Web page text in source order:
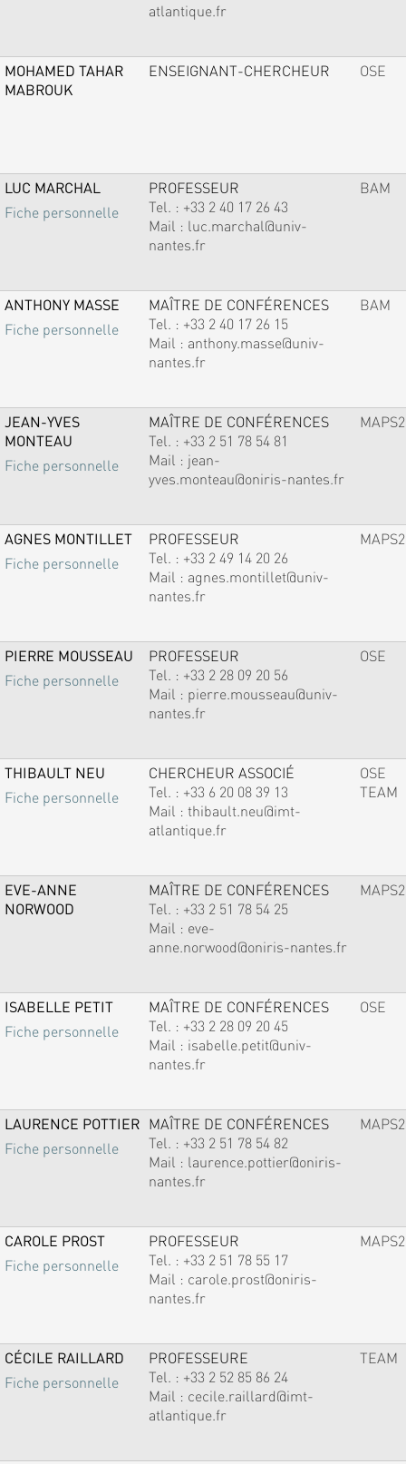
atlantique.fr
MOHAMED TAHAR
MABROUK
ENSEIGNANT-CHERCHEUR OSE
LUC MARCHAL
Fiche personnelle
PROFESSEUR
Tel. : +33 2 40 17 26 43
Mail : luc.marchal@univ-
nantes.fr
BAM
ANTHONY MASSE
Fiche personnelle
MAÎTRE DE CONFÉRENCES
Tel. : +33 2 40 17 26 15
Mail : anthony.masse@univ-
nantes.fr
BAM
JEAN-YVES
MONTEAU
Fiche personnelle
MAÎTRE DE CONFÉRENCES
Tel. : +33 2 51 78 54 81
Mail : jean-
yves.monteau@oniris-nantes.fr
MAPS2
AGNES MONTILLET
Fiche personnelle
PROFESSEUR
Tel. : +33 2 49 14 20 26
Mail : agnes.montillet@univ-
nantes.fr
MAPS2
PIERRE MOUSSEAU
Fiche personnelle
PROFESSEUR
Tel. : +33 2 28 09 20 56
Mail : pierre.mousseau@univ-
nantes.fr
OSE
THIBAULT NEU
Fiche personnelle
CHERCHEUR ASSOCIÉ
Tel. : +33 6 20 08 39 13
Mail : thibault.neu@imt-
atlantique.fr
OSE
TEAM
EVE-ANNE
NORWOOD
MAÎTRE DE CONFÉRENCES
Tel. : +33 2 51 78 54 25
Mail : eve-
anne.norwood@oniris-nantes.fr
MAPS2
ISABELLE PETIT
Fiche personnelle
MAÎTRE DE CONFÉRENCES
Tel. : +33 2 28 09 20 45
Mail : isabelle.petit@univ-
nantes.fr
OSE
LAURENCE POTTIER
Fiche personnelle
MAÎTRE DE CONFÉRENCES
Tel. : +33 2 51 78 54 82
Mail : laurence.pottier@oniris-
nantes.fr
MAPS2
CAROLE PROST
Fiche personnelle
PROFESSEUR
Tel. : +33 2 51 78 55 17
Mail : carole.prost@oniris-
nantes.fr
MAPS2
CÉCILE RAILLARD
Fiche personnelle
PROFESSEURE
Tel. : +33 2 52 85 86 24
Mail : cecile.raillard@imt-
atlantique.fr
TEAM